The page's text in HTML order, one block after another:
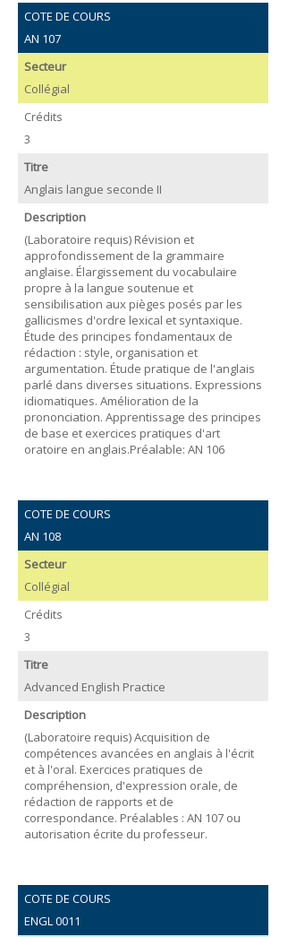
COTE DE COURS
AN 107
Secteur
Collégial
Crédits
3
Titre
Anglais langue seconde II
Description
(Laboratoire requis) Révision et
approfondissement de la grammaire
anglaise. Élargissement du vocabulaire
propre à la langue soutenue et
sensibilisation aux pièges posés par les
gallicismes d'ordre lexical et syntaxique.
Étude des principes fondamentaux de
rédaction : style, organisation et
argumentation. Étude pratique de l'anglais
parlé dans diverses situations. Expressions
idiomatiques. Amélioration de la
prononciation. Apprentissage des principes
de base et exercices pratiques d'art
oratoire en anglais.Préalable: AN 106
COTE DE COURS
AN 108
Secteur
Collégial
Crédits
3
Titre
Advanced English Practice
Description
(Laboratoire requis) Acquisition de
compétences avancées en anglais à l'écrit
et à l'oral. Exercices pratiques de
compréhension, d'expression orale, de
rédaction de rapports et de
correspondance. Préalables : AN 107 ou
autorisation écrite du professeur.
COTE DE COURS
ENGL 0011